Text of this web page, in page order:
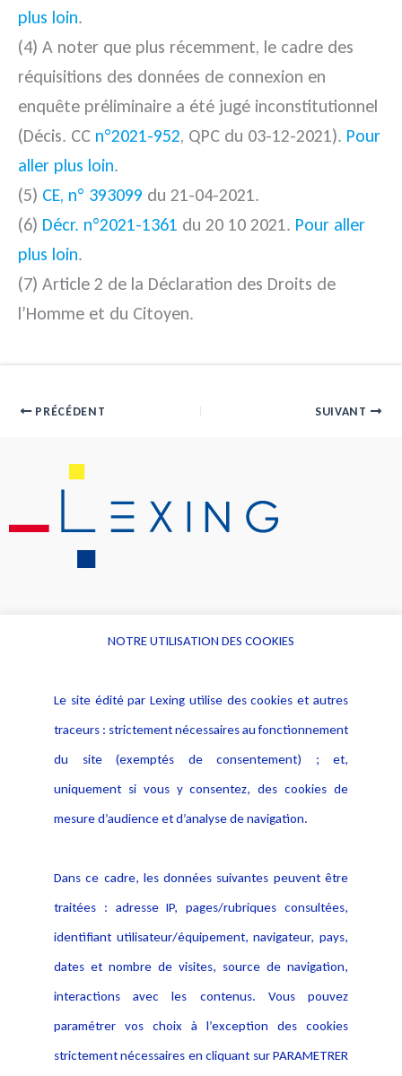
plus loin.
(4) A noter que plus récemment, le cadre des
réquisitions des données de connexion en
enquête préliminaire a été jugé inconstitutionnel
(Décis. CC n°2021-952, QPC du 03-12-2021). Pour
aller plus loin.
(5) CE, n° 393099 du 21-04-2021.
(6) Décr. n°2021-1361 du 20 10 2021. Pour aller
plus loin.
(7) Article 2 de la Déclaration des Droits de
l’Homme et du Citoyen.
PRÉCÉDENT SUIVANT
Alerte professionnelle
Déclaration d'accessibilité
Notice Légale
Politique de protection des
données
Publications
NOTRE UTILISATION DES COOKIES
Le site édité par Lexing utilise des cookies et autres
traceurs : strictement nécessaires au fonctionnement
du site (exemptés de consentement) ; et,
uniquement si vous y consentez, des cookies de
mesure d’audience et d’analyse de navigation.
Dans ce cadre, les données suivantes peuvent être
traitées : adresse IP, pages/rubriques consultées,
identifiant utilisateur/équipement, navigateur, pays,
dates et nombre de visites, source de navigation,
interactions avec les contenus. Vous pouvez
paramétrer vos choix à l’exception des cookies
strictement nécessaires en cliquant sur PARAMETRER